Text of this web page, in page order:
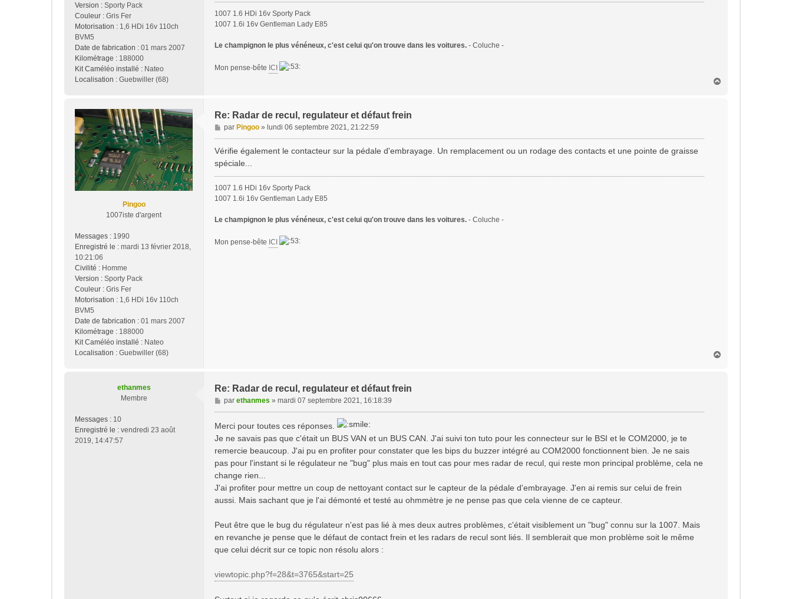
Version : Sporty Pack
Couleur : Gris Fer
Motorisation : 1,6 HDi 16v 110ch
BVM5
Date de fabrication : 01 mars 2007
Kilométrage : 188000
Kit Caméléo installé : Nateo
Localisation : Guebwiller (68)
1007 1.6 HDi 16v Sporty Pack
1007 1.6i 16v Gentleman Lady E85
Le champignon le plus vénéneux, c'est celui qu'on trouve dans les voitures. - Coluche -
Mon pense-bête ICI
Pingoo
1007iste d'argent
Messages : 1990
Enregistré le : mardi 13 février 2018,
10:21:06
Civilité : Homme
Version : Sporty Pack
Couleur : Gris Fer
Motorisation : 1,6 HDi 16v 110ch
BVM5
Date de fabrication : 01 mars 2007
Kilométrage : 188000
Kit Caméléo installé : Nateo
Localisation : Guebwiller (68)
Re: Radar de recul, regulateur et défaut frein
M
e
s
e
par Pingoo» lundi 06 septembre 2021, 21:22:59
Vérifie également le contacteur sur la pédale d'embrayage. Un remplacement ou un rodage des contacts et une pointe de graisse
spéciale...
1007 1.6 HDi 16v Sporty Pack
1007 1.6i 16v Gentleman Lady E85
Le champignon le plus vénéneux, c'est celui qu'on trouve dans les voitures. - Coluche -
Mon pense-bête ICI
ethanmes
Membre
Messages : 10
Enregistré le : vendredi 23 août
2019, 14:47:57
Re: Radar de recul, regulateur et défaut frein
M
e
a
g
e
par ethanmes » mardi 07 septembre 2021, 16:18:39
Merci pour toutes ces réponses.
Je ne savais pas que c'était un BUS VAN et un BUS CAN. J'ai suivi ton tuto pour les connecteur sur le BSI et le COM2000, je te
remercie beaucoup. J'ai pu en profiter pour constater que les bips du buzzer intégré au COM2000 fonctionnent bien. Je ne sais
pas pour l'instant si le régulateur ne "bug" plus mais en tout cas pour mes radar de recul, qui reste mon principal problème, cela ne
change rien...
J'ai profiter pour mettre un coup de nettoyant contact sur le capteur de la pédale d'embrayage. J'en ai remis sur celui de frein
aussi. Mais sachant que je l'ai démonté et testé au ohmmètre je ne pense pas que cela vienne de ce capteur.
Peut être que le bug du régulateur n'est pas lié à mes deux autres problèmes, c'était visiblement un "bug" connu sur la 1007. Mais
en revanche je pense que le défaut de contact frein et les radars de recul sont liés. Il semblerait que mon problème soit le même
que celui décrit sur ce topic non résolu alors :
viewtopic.php?f=28&t=3765&start=25